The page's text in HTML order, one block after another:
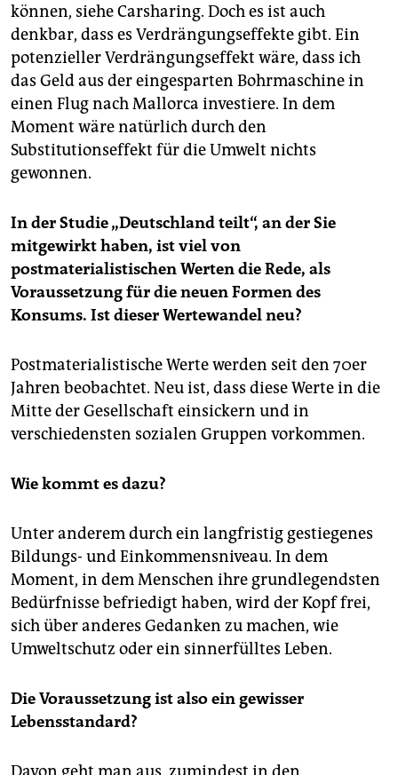
können, siehe Carsharing. Doch es ist auch
denkbar, dass es Verdrängungseffekte gibt. Ein
potenzieller Verdrängungseffekt wäre, dass ich
das Geld aus der eingesparten Bohrmaschine in
einen Flug nach Mallorca investiere. In dem
Moment wäre natürlich durch den
Substitutionseffekt für die Umwelt nichts
gewonnen.
In der Studie „Deutschland teilt“, an der Sie
mitgewirkt haben, ist viel von
postmaterialistischen Werten die Rede, als
Voraussetzung für die neuen Formen des
Konsums. Ist dieser Wertewandel neu?
Postmaterialistische Werte werden seit den 70er
Jahren beobachtet. Neu ist, dass diese Werte in die
Mitte der Gesellschaft einsickern und in
verschiedensten sozialen Gruppen vorkommen.
Wie kommt es dazu?
Unter anderem durch ein langfristig gestiegenes
Bildungs- und Einkommensniveau. In dem
Moment, in dem Menschen ihre grundlegendsten
Bedürfnisse befriedigt haben, wird der Kopf frei,
sich über anderes Gedanken zu machen, wie
Umweltschutz oder ein sinnerfülltes Leben.
Die Voraussetzung ist also ein gewisser
Lebensstandard?